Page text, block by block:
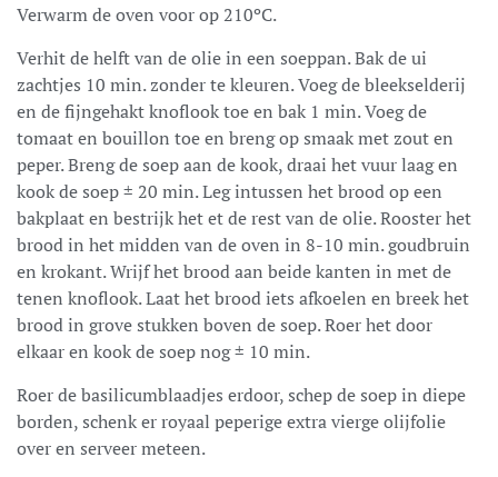
Verwarm de oven voor op 210ºC.
Verhit de helft van de olie in een soeppan. Bak de ui
zachtjes 10 min. zonder te kleuren. Voeg de bleekselderij
en de fijngehakt knoflook toe en bak 1 min. Voeg de
tomaat en bouillon toe en breng op smaak met zout en
peper. Breng de soep aan de kook, draai het vuur laag en
kook de soep ± 20 min. Leg intussen het brood op een
bakplaat en bestrijk het et de rest van de olie. Rooster het
brood in het midden van de oven in 8-10 min. goudbruin
en krokant. Wrijf het brood aan beide kanten in met de
tenen knoflook. Laat het brood iets afkoelen en breek het
brood in grove stukken boven de soep. Roer het door
elkaar en kook de soep nog ± 10 min.
Roer de basilicumblaadjes erdoor, schep de soep in diepe
borden, schenk er royaal peperige extra vierge olijfolie
over en serveer meteen.